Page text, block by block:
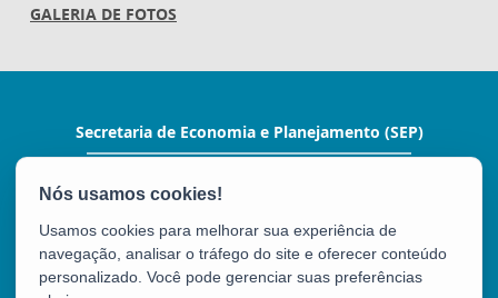
GALERIA DE FOTOS
Secretaria de Economia e Planejamento (SEP)
andar - Barro Vermelho
Tel.: 3636-4253 / 3636-4251
E-mail:gabinete@planejamento.es.gov.br
Usamos cookies para melhorar sua experiência de
navegação, analisar o tráfego do site e oferecer conteúdo
personalizado. Você pode gerenciar suas preferências